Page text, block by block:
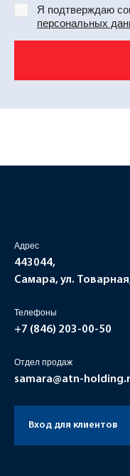
Я подтверждаю
персональных
Адрес
443044,
Самара, ул.
Телефоны
+7 (846) 203-00-50
Отдел продаж
samara@atn-
Вход для клиентов